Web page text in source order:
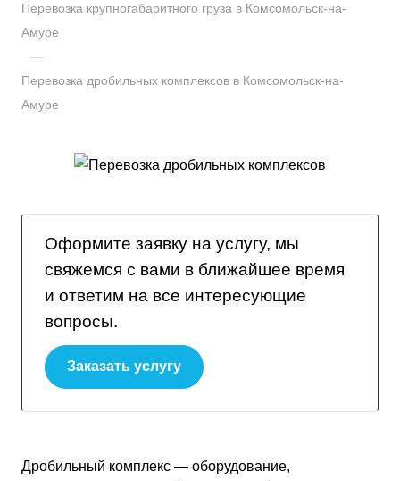
Перевозка крупногабаритного груза в Комсомольск-на-
Амуре
—
Перевозка дробильных комплексов в Комсомольск-на-
Амуре
Оформите заявку на услугу, мы
свяжемся с вами в ближайшее время
и ответим на все интересующие
вопросы.
Заказать услугу
Дробильный комплекс — оборудование,